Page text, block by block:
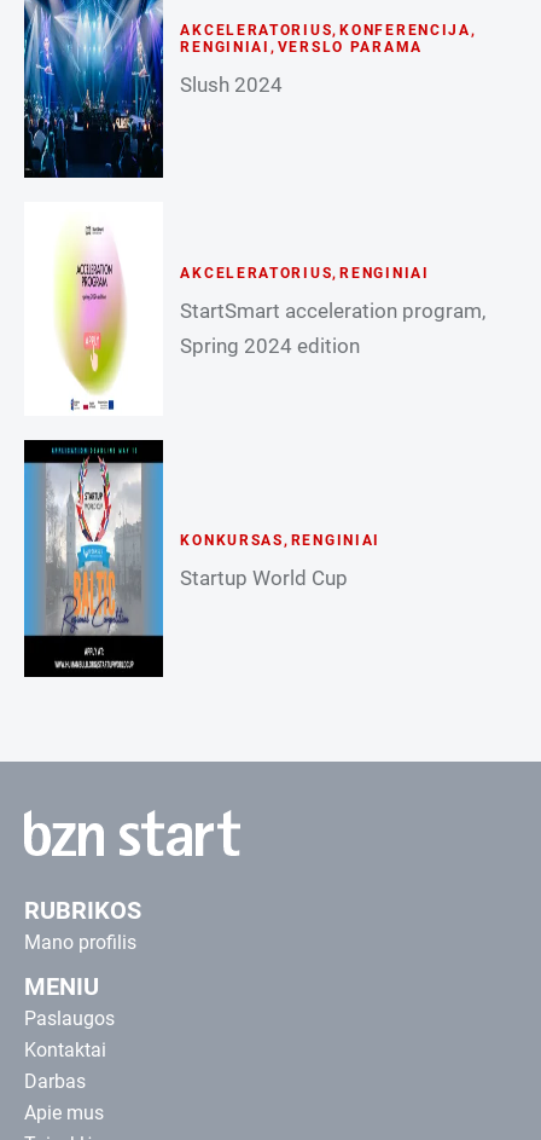
AKCELERATORIUS, KONFERENCIJA,
RENGINIAI , VERSLO PARAMA
Slush 2024
AKCELERATORIUS, RENGINIAI
StartSmart acceleration program,
Spring 2024 edition
KONKURSAS, RENGINIAI
Startup World Cup
RUBRIKOS
Mano profilis
MENIU
Paslaugos
Kontaktai
Darbas
Apie mus